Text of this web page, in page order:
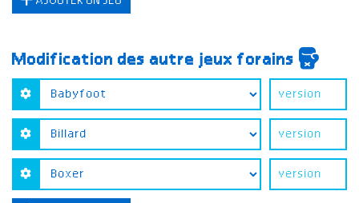
Modification des autre jeux forains